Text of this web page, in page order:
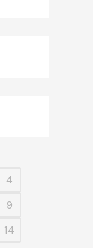
4
9
14